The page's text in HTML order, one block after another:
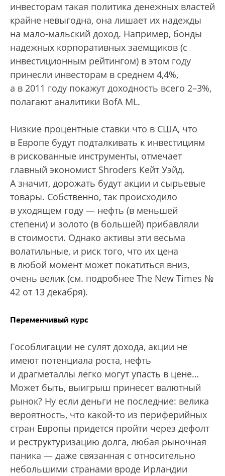
инвесторам такая политика денежных властей
крайне невыгодна, она лишает их надежды
на мало-мальский доход. Например, бонды
надежных корпоративных заемщиков (с
инвестиционным рейтингом) в этом году
принесли инвесторам в среднем 4,4%,
а в 2011 году покажут доходность всего 2–3%,
полагают аналитики BofA ML.
Низкие процентные ставки что в США, что
в Европе будут подталкивать к инвестициям
в рискованные инструменты, отмечает
главный экономист Shroders Кейт Уэйд.
А значит, дорожать будут акции и сырьевые
товары. Собственно, так происходило
в уходящем году — нефть (в меньшей
степени) и золото (в большей) прибавляли
в стоимости. Однако активы эти весьма
волатильные, и риск того, что их цена
в любой момент может покатиться вниз,
очень велик (см. подробнее The New Times №
42 от 13 декабря).
Переменчивый курс
Гособлигации не сулят дохода, акции не
имеют потенциала роста, нефть
и драгметаллы легко могут упасть в цене…
Может быть, выигрыш принесет валютный
рынок? Ну если деньги не последние: велика
вероятность, что какой-то из периферийных
стран Европы придется пройти через дефолт
и реструктуризацию долга, любая рыночная
паника — даже связанная с относительно
небольшими странами вроде Ирландии